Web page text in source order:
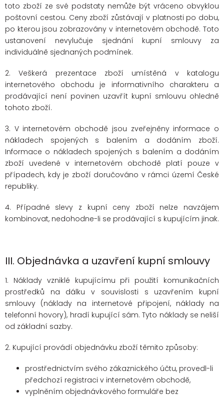
toto zboží ze své podstaty nemůže být vráceno obvyklou
poštovní cestou. Ceny zboží zůstávají v platnosti po dobu,
po kterou jsou zobrazovány v internetovém obchodě. Toto
ustanovení nevylučuje sjednání kupní smlouvy za
individuálně sjednaných podmínek.
2. Veškerá prezentace zboží umístěná v katalogu
internetového obchodu je informativního charakteru a
prodávající není povinen uzavřít kupní smlouvu ohledně
tohoto zboží.
3. V internetovém obchodě jsou zveřejněny informace o
nákladech spojených s balením a dodáním zboží.
Informace o nákladech spojených s balením a dodáním
zboží uvedené v internetovém obchodě platí pouze v
případech, kdy je zboží doručováno v rámci území České
republiky.
4. Případné slevy z kupní ceny zboží nelze navzájem
kombinovat, nedohodne-li se prodávající s kupujícím jinak.
III. Objednávka a uzavření kupní smlouvy
1. Náklady vzniklé kupujícímu při použití komunikačních
prostředků na dálku v souvislosti s uzavřením kupní
smlouvy (náklady na internetové připojení, náklady na
telefonní hovory), hradí kupující sám. Tyto náklady se neliší
od základní sazby.
2. Kupující provádí objednávku zboží těmito způsoby:
prostřednictvím svého zákaznického účtu, provedl-li
předchozí registraci v internetovém obchodě,
vyplněním objednávkového formuláře bez